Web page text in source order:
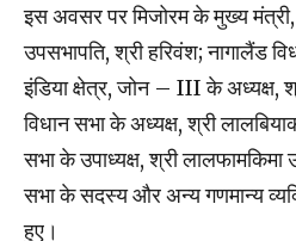
इस अवसर पर मिजोरम के मुख्य मंत्री,
उपसभापति, श्री हरिवंश; नागालैंड
इंडिया क्षेत्र, जोन – III के अध्यक्ष,
विधान सभा के अध्यक्ष, श्री
सभा के उपाध्यक्ष, श्री लालफामकिमा
सभा के सदस्य और अन्य गणमान्य
हुए।